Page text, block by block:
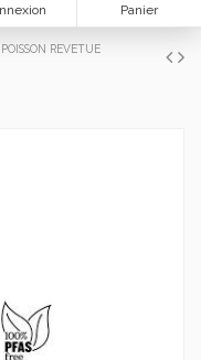
Panier
REVETUE